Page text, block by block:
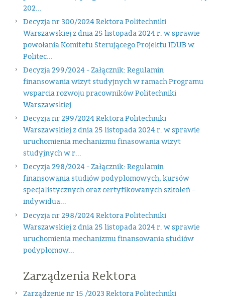
202...
Decyzja nr 300/2024 Rektora Politechniki
Warszawskiej z dnia 25 listopada 2024 r. w sprawie
powołania Komitetu Sterującego Projektu IDUB w
Politec...
Decyzja 299/2024 - Załącznik: Regulamin
finansowania wizyt studyjnych w ramach Programu
wsparcia rozwoju pracowników Politechniki
Warszawskiej
Decyzja nr 299/2024 Rektora Politechniki
Warszawskiej z dnia 25 listopada 2024 r. w sprawie
uruchomienia mechanizmu finasowania wizyt
studyjnych w r...
Decyzja 298/2024 - Załącznik: Regulamin
finansowania studiów podyplomowych, kursów
specjalistycznych oraz certyfikowanych szkoleń –
indywidua...
Decyzja nr 298/2024 Rektora Politechniki
Warszawskiej z dnia 25 listopada 2024 r. w sprawie
uruchomienia mechanizmu finansowania studiów
podyplomow...
Zarządzenia Rektora
Zarządzenie nr 15 /2023 Rektora Politechniki